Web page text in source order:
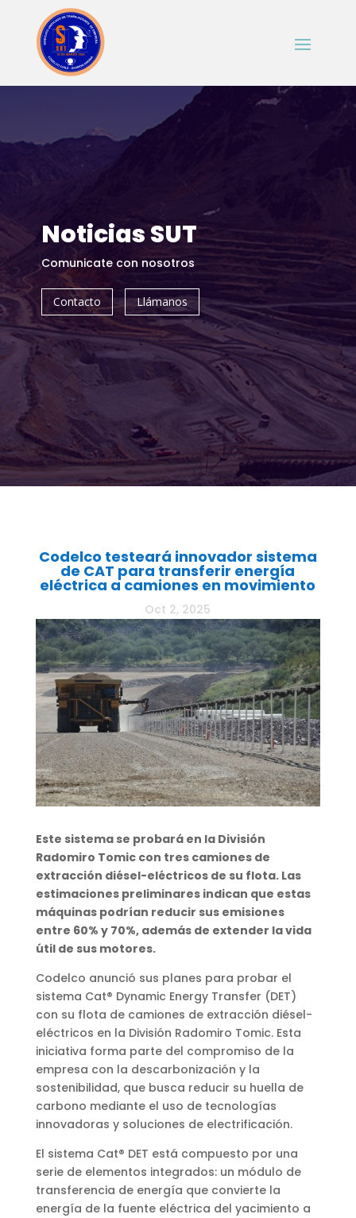
Noticias SUT
Comunicate con nosotros
Contacto Llámanos
Codelco testeará innovador sistema
de CAT para transferir energía
eléctrica a camiones en movimiento
Oct 2, 2025
Este sistema se probará en la División
Radomiro Tomic con tres camiones de
extracción diésel-eléctricos de su flota. Las
estimaciones preliminares indican que estas
máquinas podrían reducir sus emisiones
entre 60% y 70%, además de extender la vida
útil de sus motores.
Codelco anunció sus planes para probar el
sistema Cat® Dynamic Energy Transfer (DET)
con su flota de camiones de extracción diésel-
eléctricos en la División Radomiro Tomic. Esta
iniciativa forma parte del compromiso de la
empresa con la descarbonización y la
sostenibilidad, que busca reducir su huella de
carbono mediante el uso de tecnologías
innovadoras y soluciones de electrificación.
El sistema Cat® DET está compuesto por una
serie de elementos integrados: un módulo de
transferencia de energía que convierte la
energía de la fuente eléctrica del yacimiento a